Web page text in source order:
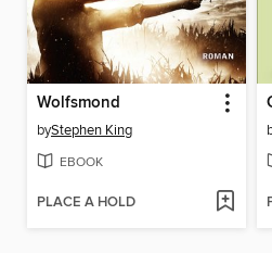
Wolfsmond
byStephen King
EBOOK
PLACE A HOLD